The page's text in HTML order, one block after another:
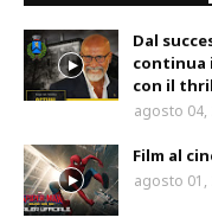
Dal
continua
con il
agosto 04,
Film al
agosto 01,